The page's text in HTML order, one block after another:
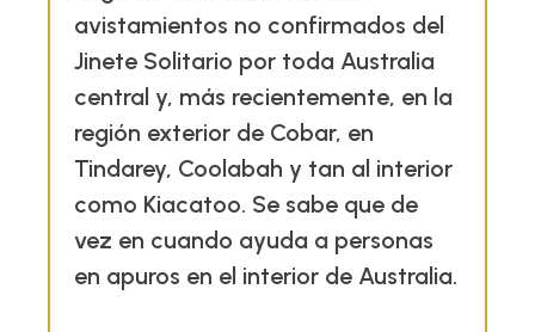
avistamientos no confirmados del
Jinete Solitario por toda Australia
central y, más recientemente, en la
región exterior de Cobar, en
Tindarey, Coolabah y tan al interior
como Kiacatoo. Se sabe que de
vez en cuando ayuda a personas
en apuros en el interior de Australia.